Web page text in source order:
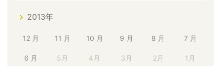
2013年
12 月 11 月 10 月 9 月 8 月 7 月
6 月 5月 4月 3月 2月 1月